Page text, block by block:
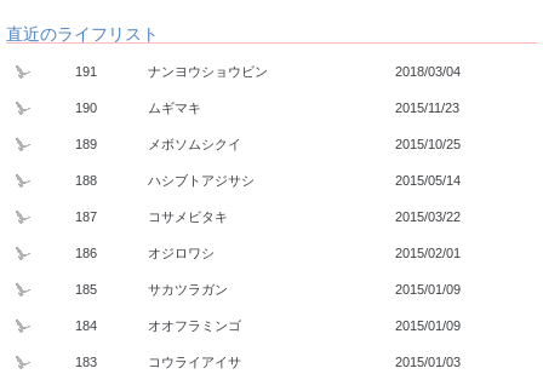
直近のライフリスト
191 ナンヨウショウビン 2018/03/04
190 ムギマキ 2015/11/23
189 メボソムシクイ 2015/10/25
188 ハシブトアジサシ 2015/05/14
187 コサメビタキ 2015/03/22
186 オジロワシ 2015/02/01
185 サカツラガン 2015/01/09
184 オオフラミンゴ 2015/01/09
183 コウライアイサ 2015/01/03